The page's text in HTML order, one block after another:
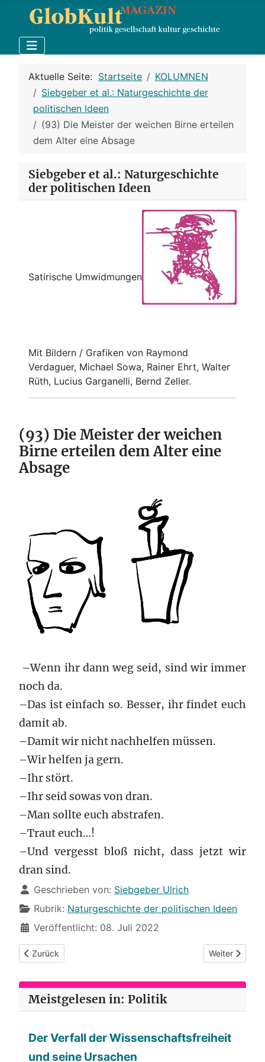
Aktuelle Seite: Startseite
KOLUMNEN
Siebgeber et al.: Naturgeschichte der
politischen Ideen
(93) Die Meister der weichen Birne erteilen
dem Alter eine Absage
Siebgeber et al.: Naturgeschichte
der politischen Ideen
Satirische Umwidmungen
Mit Bildern / Grafiken von Raymond
Verdaguer, Michael Sowa, Rainer Ehrt, Walter
Rüth, Lucius Garganelli, Bernd Zeller.
(93) Die Meister der weichen
Birne erteilen dem Alter eine
Absage
–Wenn ihr dann weg seid, sind wir immer
noch da.
–Das ist einfach so. Besser, ihr findet euch
damit ab.
–Damit wir nicht nachhelfen müssen.
–Wir helfen ja gern.
–Ihr stört.
–Ihr seid sowas von dran.
–Man sollte euch abstrafen.
–Traut euch…!
–Und vergesst bloß nicht, dass jetzt wir
dran sind.
Details
Geschrieben von: Siebgeber Ulrich
Rubrik: Naturgeschichte der politischen Ideen
Veröffentlicht: 08. Juli 2022
Vorheriger Beitrag: (92) Die europäische Idee betrachtet die
Zurück Nächster
Weiter
Meistgelesen in: Politik
Der Verfall der Wissenschaftsfreiheit
und seine Ursachen